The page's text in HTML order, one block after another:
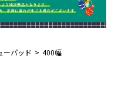
ーパッド 400幅